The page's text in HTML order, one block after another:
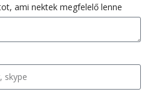
ami nektek megfelelő lenne